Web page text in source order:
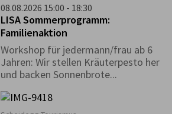
08.08.2026 15:00 - 18:30
LISA Sommerprogramm:
Familienaktion
Workshop für jedermann/frau ab 6
Jahren: Wir stellen Kräuterpesto her
und backen Sonnenbrote...